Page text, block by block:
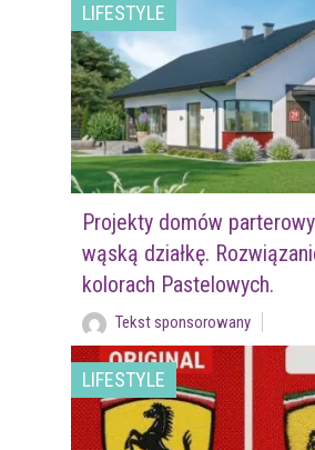
LIFESTYLE
Projekty domów
wąską działkę.
kolorach Pastelowych.
Tekst sponsorowany
LIFESTYLE